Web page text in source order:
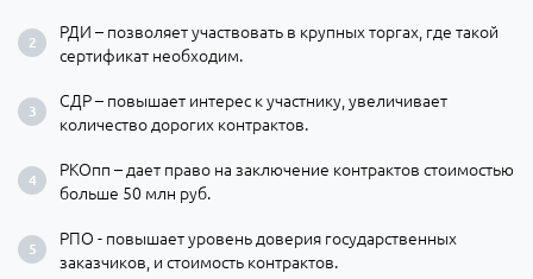
РДИ – позволяет участвовать в крупных торгах, где такой
сертификат необходим.
СДР – повышает интерес к участнику, увеличивает
количество дорогих контрактов.
РКОпп – дает право на заключение контрактов стоимостью
больше 50 млн руб.
РПО - повышает уровень доверия государственных
заказчиков, и стоимость контрактов.